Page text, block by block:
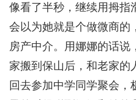
像看了半秒，继续用拇指
会以为她就是个做微商的
房产中介。用娜娜的话说
家搬到保山后，和老家的
回去参加中学同学聚会